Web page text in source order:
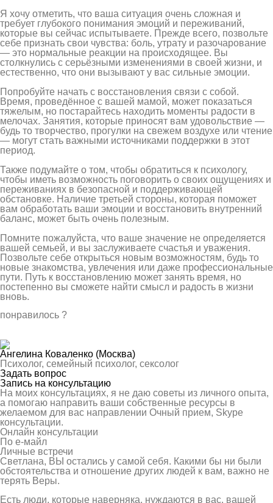
Я хочу отметить, что ваша ситуация очень сложная и
требует глубокого понимания эмоций и переживаний,
которые вы сейчас испытываете. Прежде всего, позвольте
себе признать свои чувства: боль, утрату и разочарование
— это нормальные реакции на происходящее. Вы
столкнулись с серьёзными изменениями в своей жизни, и
естественно, что они вызывают у вас сильные эмоции.
Попробуйте начать с восстановления связи с собой.
Время, проведённое с вашей мамой, может показаться
тяжелым, но постарайтесь находить моменты радости в
мелочах. Занятия, которые приносят вам удовольствие —
будь то творчество, прогулки на свежем воздухе или чтение
— могут стать важными источниками поддержки в этот
период.
Также подумайте о том, чтобы обратиться к психологу,
чтобы иметь возможность поговорить о своих ощущениях и
переживаниях в безопасной и поддерживающей
обстановке. Наличие третьей стороны, которая поможет
вам обработать ваши эмоции и восстановить внутренний
баланс, может быть очень полезным.
Помните пожалуйста, что ваше значение не определяется
вашей семьей, и вы заслуживаете счастья и уважения.
Позвольте себе открыться новым возможностям, будь то
новые знакомства, увлечения или даже профессиональные
пути. Путь к восстановлению может занять время, но
постепенно вы сможете найти смысл и радость в жизни
вновь.
понравилось ?
Ангелина Коваленко (Москва)
Психолог, семейный психолог, сексолог
Задать вопрос
Запись на консультацию
На моих консультациях, я не даю советы из личного опыта,
а помогаю направить ваши собственные ресурсы в
желаемом для вас направлении Очный прием, Skype
консультации.
Онлайн консультации
По е-майл
Личные встречи
Светлана, ВЫ остались у самой себя. Какими бы ни были
обстоятельства и отношение других людей к вам, важно не
терять Веры.
Есть люди, которые наверняка, нуждаются в вас, вашей